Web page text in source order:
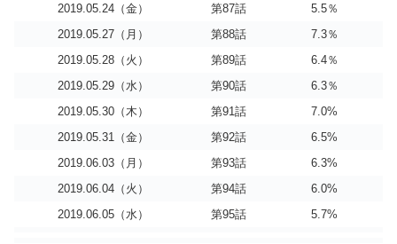
2019.05.24（金）
第87話
5.5％
2019.05.27（月）
第88話
7.3％
2019.05.28（火）
第89話
6.4％
2019.05.29（水）
第90話
6.3％
2019.05.30（木）
第91話
7.0%
2019.05.31（金）
第92話
6.5%
2019.06.03（月）
第93話
6.3%
2019.06.04（火）
第94話
6.0%
2019.06.05（水）
第95話 5.7%